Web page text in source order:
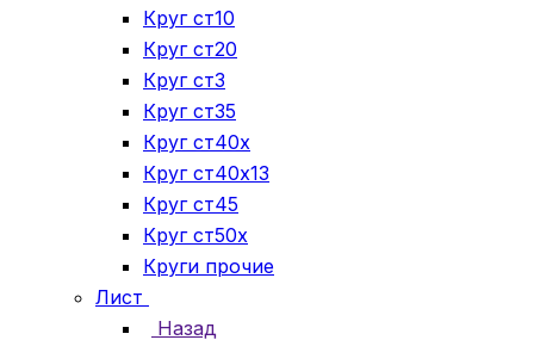
Круг ст10
Круг ст20
Круг ст3
Круг ст35
Круг ст40х
Круг ст40х13
Круг ст45
Круг ст50х
Круги прочие
Лист
Назад